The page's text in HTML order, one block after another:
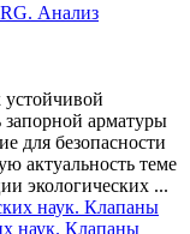
Анализ
устойчивой
запорной арматуры
для безопасности
актуальность теме
экологических ...
наук. Клапаны